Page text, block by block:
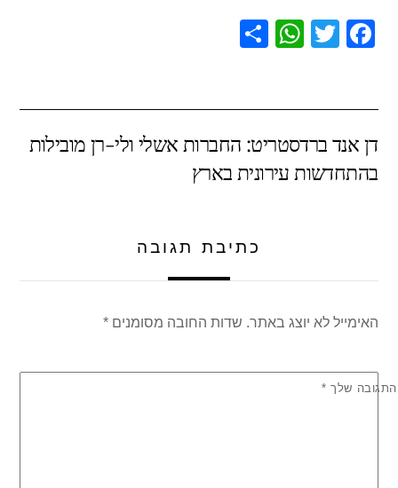
F
e
b
o
T
er
W
s
A
p
e
דן אנד ברדסטריט: החברות אשלי ולי-רן מובילות
בהתחדשות עירונית בארץ
כתיבת תגובה
האימייל לא יוצג באתר. שדות החובה מסומנים*
התגובה שלך *